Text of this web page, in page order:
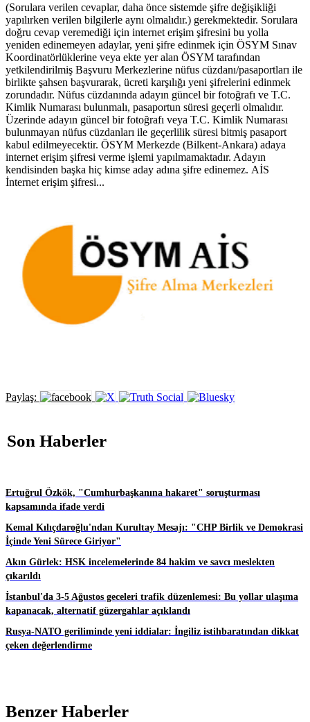
(Sorulara verilen cevaplar, daha önce sistemde şifre değişikliği
yapılırken verilen bilgilerle aynı olmalıdır.) gerekmektedir. Sorulara
doğru cevap veremediği için internet erişim şifresini bu yolla
yeniden edinemeyen adaylar, yeni şifre edinmek için ÖSYM Sınav
Koordinatörlüklerine veya ekte yer alan ÖSYM tarafından
yetkilendirilmiş Başvuru Merkezlerine nüfus cüzdanı/pasaportları ile
birlikte şahsen başvurarak, ücreti karşılığı yeni şifrelerini edinmek
zorundadır. Nüfus cüzdanında adayın güncel bir fotoğrafı ve T.C.
Kimlik Numarası bulunmalı, pasaportun süresi geçerli olmalıdır.
Üzerinde adayın güncel bir fotoğrafı veya T.C. Kimlik Numarası
bulunmayan nüfus cüzdanları ile geçerlilik süresi bitmiş pasaport
kabul edilmeyecektir. ÖSYM Merkezde (Bilkent-Ankara) adaya
internet erişim şifresi verme işlemi yapılmamaktadır. Adayın
kendisinden başka hiç kimse aday adına şifre edinemez. AİS
İnternet erişim şifresi...
Paylaş:
Son Haberler
Ertuğrul Özkök, "Cumhurbaşkanına hakaret" soruşturması
kapsamında ifade verdi
Kemal Kılıçdaroğlu'ndan Kurultay Mesajı: "CHP Birlik ve Demokrasi
İçinde Yeni Sürece Giriyor"
Akın Gürlek: HSK incelemelerinde 84 hakim ve savcı meslekten
çıkarıldı
İstanbul'da 3-5 Ağustos geceleri trafik düzenlemesi: Bu yollar ulaşıma
kapanacak, alternatif güzergahlar açıklandı
Rusya-NATO geriliminde yeni iddialar: İngiliz istihbaratından dikkat
çeken değerlendirme
Benzer Haberler